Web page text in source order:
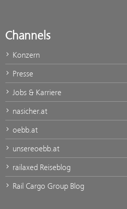
Channels
Konzern
Presse
Jobs & Karriere
nasicher.at
oebb.at
unsereoebb.at
railaxed Reiseblog
Rail Cargo Group Blog